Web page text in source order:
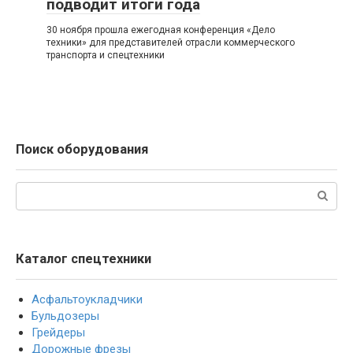
подводит итоги года
30 ноября прошла ежегодная конференция «Дело
техники» для представителей отрасли коммерческого
транспорта и спецтехники
Поиск оборудования
Каталог спецтехники
Асфальтоукладчики
Бульдозеры
Грейдеры
Дорожные фрезы